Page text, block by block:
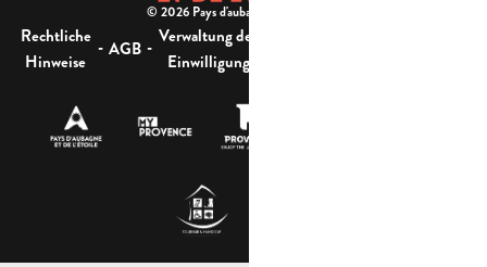
© 2026 Pays d'aubagne et de l'étoile -
Rechtliche
Hinweise
- AGB - Verwaltung der
Einwilligung